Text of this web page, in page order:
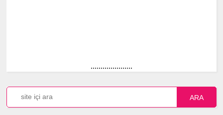
.....................
ARA